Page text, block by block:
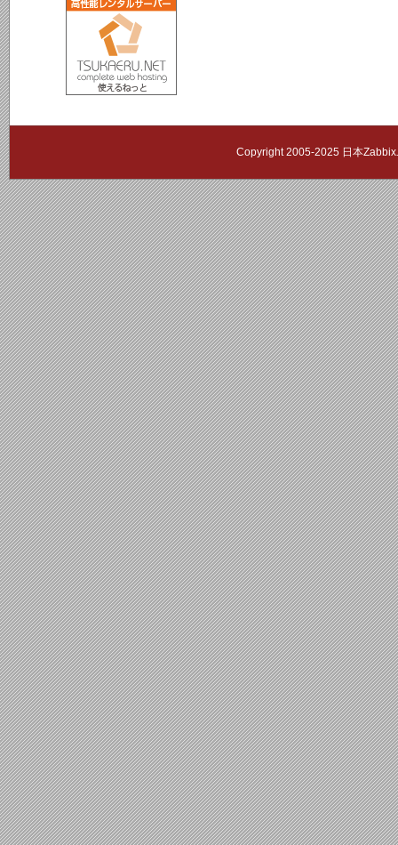
Copyright 2005-2025 日本